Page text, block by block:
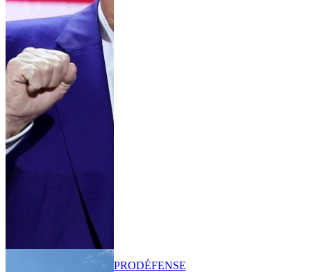
PRODÉFENSE